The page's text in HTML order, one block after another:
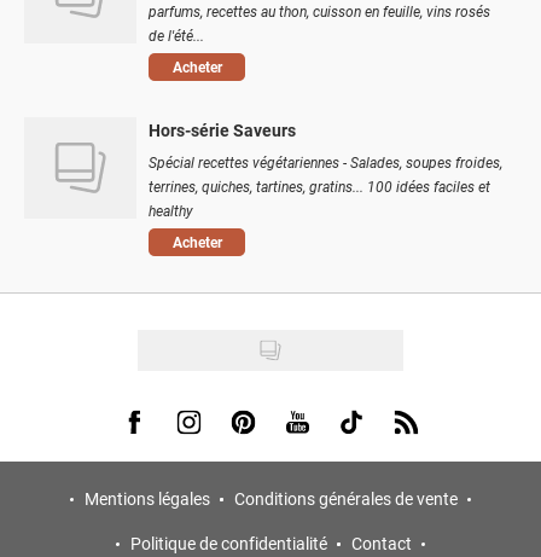
parfums, recettes au thon, cuisson en feuille, vins rosés
de l'été...
Acheter
Hors-série Saveurs
Spécial recettes végétariennes - Salades, soupes froides,
terrines, quiches, tartines, gratins... 100 idées faciles et
healthy
Acheter
Visit us on Facebook
Visit us on Instagram
Visit us on Pinterest
Visit us on Youtube
Visit us on Tiktok
Visit us on Rss
Mentions légales
Conditions générales de vente
Politique de confidentialité
Contact